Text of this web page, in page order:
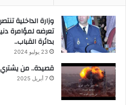
وزارة الداخلية
تعرضه لمؤامرة
بدائرة القباب..
23 يوليو 2024
قصيدة.. من
7 أبريل 2025